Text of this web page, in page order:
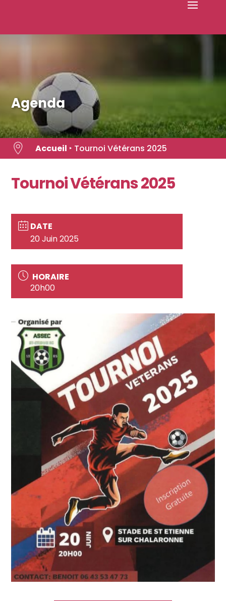
Agenda
 Accueil ‣ Tournoi Vétérans 2025
Tournoi Vétérans 2025
DATE
20 Juin 2025
HORAIRE
20h00